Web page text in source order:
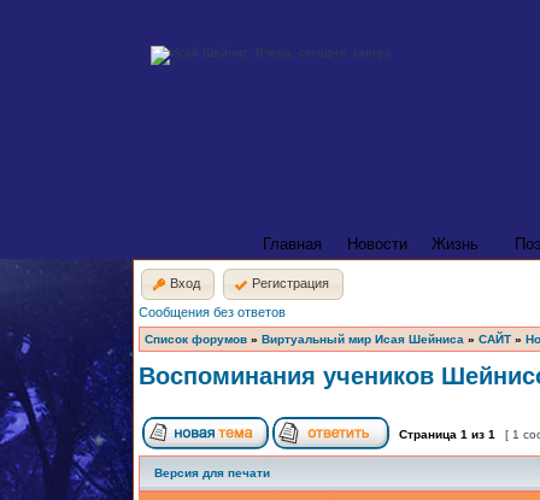
Главная Новости Жизнь
Вход
Регистрация
Сообщения без ответов
Список форумов » Виртуальный мир Исая Шейниса » САЙТ »
Воспоминания учеников
Страница 1 из 1 [ 1
Версия для печати